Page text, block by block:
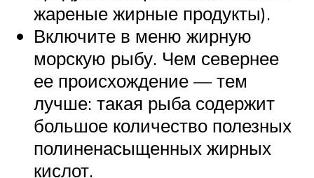
жареные жирные продукты).
Включите в меню жирную
морскую рыбу. Чем севернее
ее происхождение — тем
лучше: такая рыба содержит
большое количество полезных
полиненасыщенных жирных
кислот.